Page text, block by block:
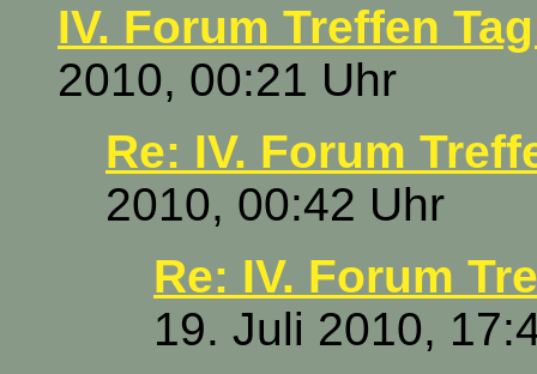
IV. Forum Treffen
2010, 00:21 Uhr
Re: IV. Forum
2010, 00:42 Uhr
Re: IV. Forum
19. Juli 2010,